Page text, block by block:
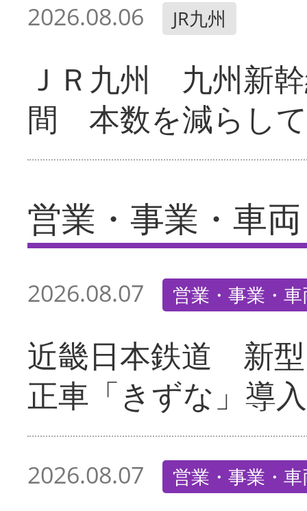
2026.08.06 JR九州
ＪＲ九州 九州新
間 本数を減らし
営業・事業・車両
2026.08.07 営業・事業・
近畿日本鉄道 新
正車「きずな」導入
2026.08.07 営業・事業・